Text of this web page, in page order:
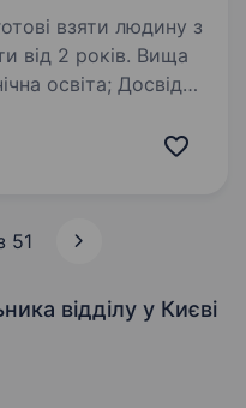
взяти людину з
від 2 років. Вища
підвищена
51
відділу у Києві